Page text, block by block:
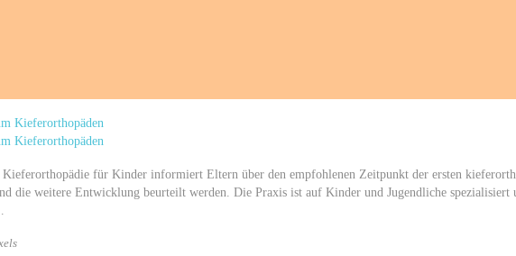
Kieferorthopäden
Kieferorthopäden
für Kinder informiert Eltern über den empfohlenen Zeitpunkt der ersten
die weitere Entwicklung beurteilt werden. Die Praxis ist auf Kinder und Jugendliche